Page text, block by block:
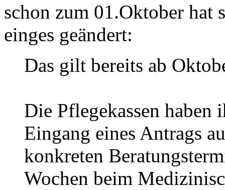
schon zum 01.Oktober hat
einges geändert:
Das gilt bereits ab
Die Pflegekassen haben
Eingang eines Antrags
konkreten
Wochen beim